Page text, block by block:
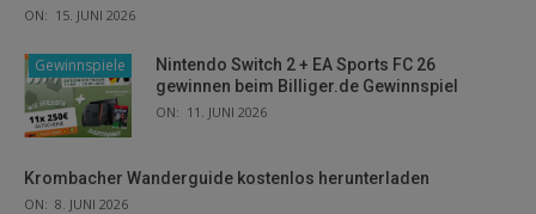
ON: 15. JUNI 2026
Gewinnspiele
Nintendo Switch 2 + EA Sports FC 26
gewinnen beim Billiger.de Gewinnspiel
ON: 11. JUNI 2026
Krombacher Wanderguide kostenlos herunterladen
ON: 8. JUNI 2026